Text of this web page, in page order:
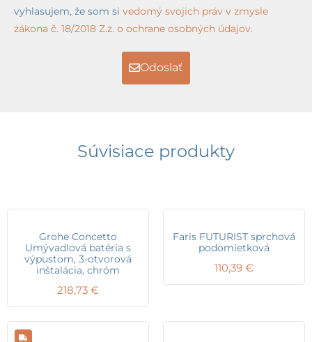
vyhlasujem, že som si vedomý svojich práv v zmysle
zákona č. 18/2018 Z.z. o ochrane osobných údajov.
Odoslať
Súvisiace produkty
Grohe Concetto
Umývadlová batéria s
výpustom, 3-otvorová
inštalácia, chróm
218,73 €
Faris FUTURIST sprchová
podomietková
110,39 €